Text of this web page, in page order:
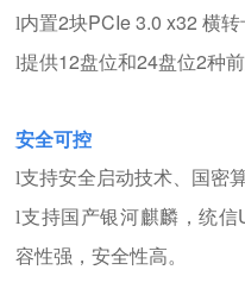
l内置2块PCIe 3.0 x32 横
l提供12盘位和24盘位2种前
安全可控
l支持安全启动技术、国密
l支持国产银河麒麟，统
容性强，安全性高。